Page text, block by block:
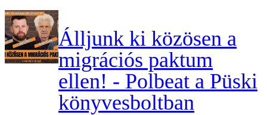
Álljunk ki közösen a
migrációs paktum
ellen! - Polbeat a Püski
könyvesboltban